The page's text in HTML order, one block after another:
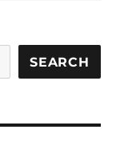
SEARCH